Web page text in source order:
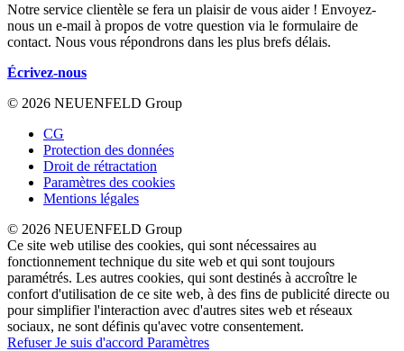
Notre service clientèle se fera un plaisir de vous aider ! Envoyez-
nous un e-mail à propos de votre question via le formulaire de
contact. Nous vous répondrons dans les plus brefs délais.
Écrivez-nous
© 2026 NEUENFELD Group
CG
Protection des données
Droit de rétractation
Paramètres des cookies
Mentions légales
© 2026 NEUENFELD Group
Ce site web utilise des cookies, qui sont nécessaires au
fonctionnement technique du site web et qui sont toujours
paramétrés. Les autres cookies, qui sont destinés à accroître le
confort d'utilisation de ce site web, à des fins de publicité directe ou
pour simplifier l'interaction avec d'autres sites web et réseaux
sociaux, ne sont définis qu'avec votre consentement.
RefuserJe suis d'accord Paramètres